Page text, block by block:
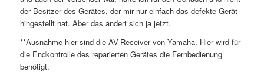
der Besitzer des Gerätes, der mir nur einfach das defekte Gerät
hingestellt hat. Aber das ändert sich ja jetzt.
**Ausnahme hier sind die AV-Receiver von Yamaha. Hier wird für
die Endkontrolle des reparierten Gerätes die Fernbedienung
benötigt.